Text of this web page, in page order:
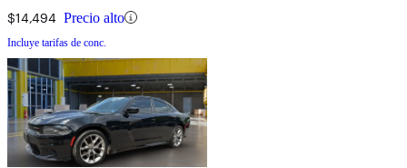
$14,494 Precio alto
Incluye tarifas de conc.